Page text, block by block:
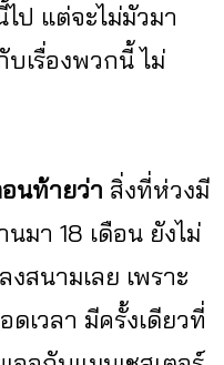
ป แต่จะไม่มัวมา
เรื่องพวกนี้ ไม่
นท้ายว่า สิ่งที่ห่วงมี
มา 18 เดือน ยังไม่
สนามเลย เพราะ
เวลา มีครั้งเดียวที่